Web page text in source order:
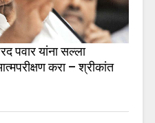
पवार यांना सल्ला
करा – श्रीकांत